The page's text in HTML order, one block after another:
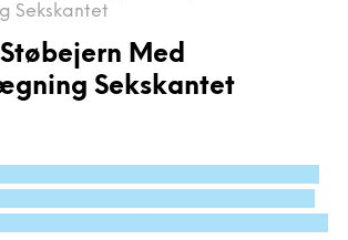
Sekskantet
Med
Sekskantet